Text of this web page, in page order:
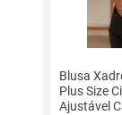
Blusa
Plus Size
Ajustável